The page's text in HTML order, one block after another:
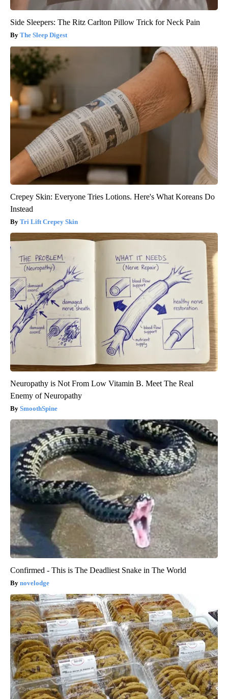
Side Sleepers: The Ritz Carlton Pillow Trick for Neck Pain
The Sleep Digest
Crepey Skin: Everyone Tries Lotions. Here's What Koreans Do
Instead
Tri Lift Crepey Skin
Neuropathy is Not From Low Vitamin B. Meet The Real
Enemy of Neuropathy
SmoothSpine
Confirmed - This is The Deadliest Snake in The World
novelodge